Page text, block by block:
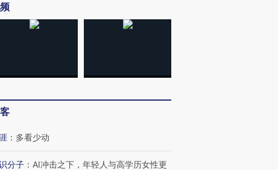
： 多看少动
分子 ： AI冲击之下，年轻人与高学历女性更